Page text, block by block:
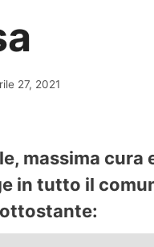
27, 2021
massima
in tutto il